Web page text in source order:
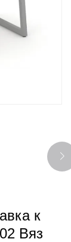
к
Вяз